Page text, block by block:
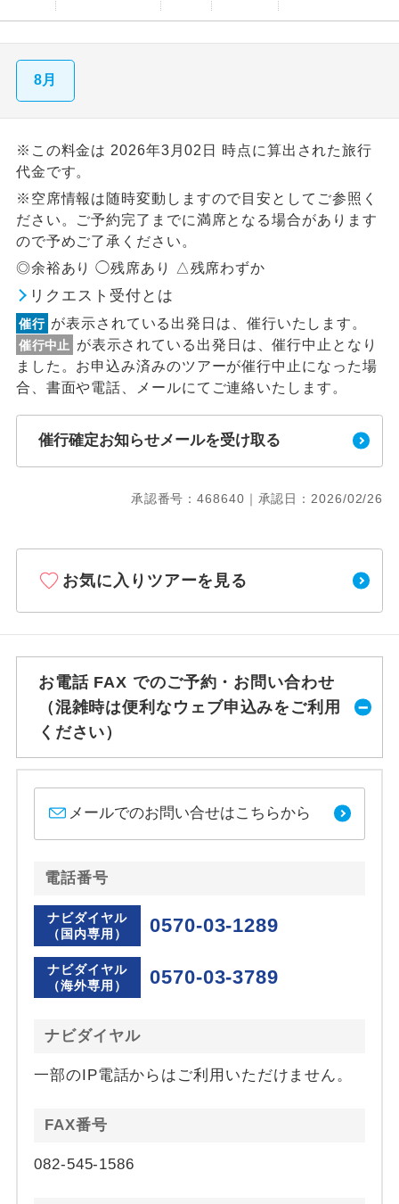
8月
※この料金は 2026年3月02日 時点に算出された旅行
代金です。
※空席情報は随時変動しますので目安としてご参照く
ださい。ご予約完了までに満席となる場合があります
ので予めご了承ください。
◎余裕あり ◯残席あり △残席わずか
リクエスト受付とは
催行 が表示されている出発日は、催行いたします。
催行中止
が表示されている出発日は、催行中止となり
ました。お申込み済みのツアーが催行中止になった場
合、書面や電話、メールにてご連絡いたします。
催行確定お知らせメールを受け取る
承認番号：468640｜承認日：2026/02/26
お気に入りツアーを見る
お電話 FAX でのご予約・お問い合わせ
（混雑時は便利なウェブ申込みをご利用
ください）
メールでのお問い合せはこちらから
電話番号
ナビダイヤル
（国内専用）
0570-03-1289
ナビダイヤル
（海外専用）
0570-03-3789
ナビダイヤル
一部のIP電話からはご利用いただけません。
FAX番号
082-545-1586